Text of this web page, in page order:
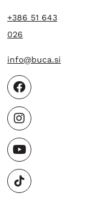
+386 51 643
026
info@buca.si